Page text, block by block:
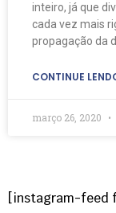
inteiro, já que
cada vez mais
propagação da
CONTINUE
março 26, 2020
[instagram-feed